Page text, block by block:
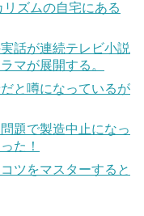
ズムの自宅にある
話が連続テレビ小説
マが展開する。
と噂になっているが
題で製造中止になっ
た！
ツをマスターすると